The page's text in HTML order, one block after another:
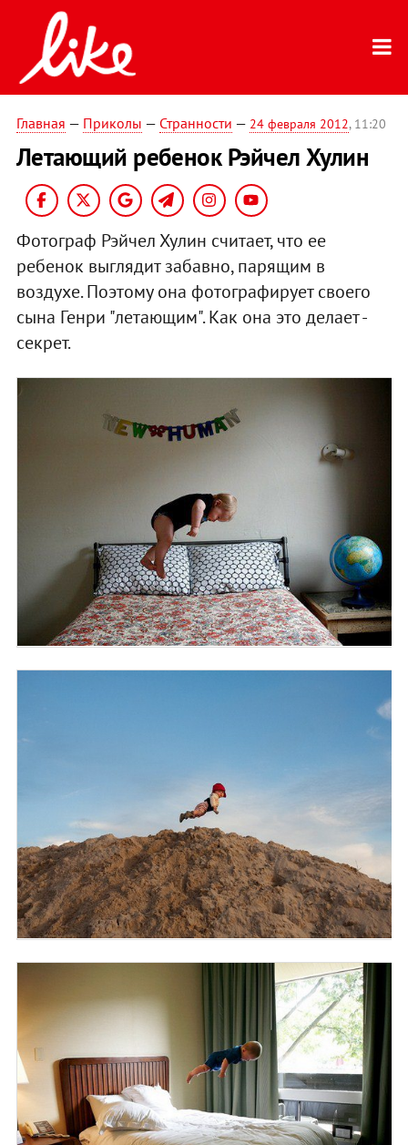
Главная — Приколы — Странности — 24 февраля 2012, 11:20
Летающий ребенок Рэйчел Хулин
Фотограф Рэйчел Хулин считает, что ее
ребенок выглядит забавно, парящим в
воздухе. Поэтому она фотографирует своего
сына Генри "летающим". Как она это делает -
секрет.